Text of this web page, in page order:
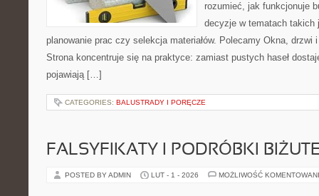
rozumieć, jak funkcjonuje
decyzje w tematach
planowanie prac czy selekcja materiałów. Polecamy Okna, drzwi
Strona koncentruje się na praktyce: zamiast pustych haseł
pojawiają […]
CATEGORIES: BALUSTRADY I PORĘCZE
FALSYFIKATY I PODRÓBKI
POSTED BY ADMIN LUT - 1 - 2026 MOŻLIWOŚĆ